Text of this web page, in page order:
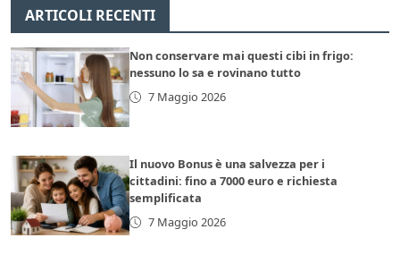
ARTICOLI RECENTI
Non conservare mai questi cibi in frigo:
nessuno lo sa e rovinano tutto
7 Maggio 2026
Il nuovo Bonus è una salvezza per i
cittadini: fino a 7000 euro e richiesta
semplificata
7 Maggio 2026